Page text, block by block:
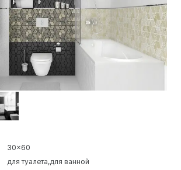
30x60
для туалета для ванной